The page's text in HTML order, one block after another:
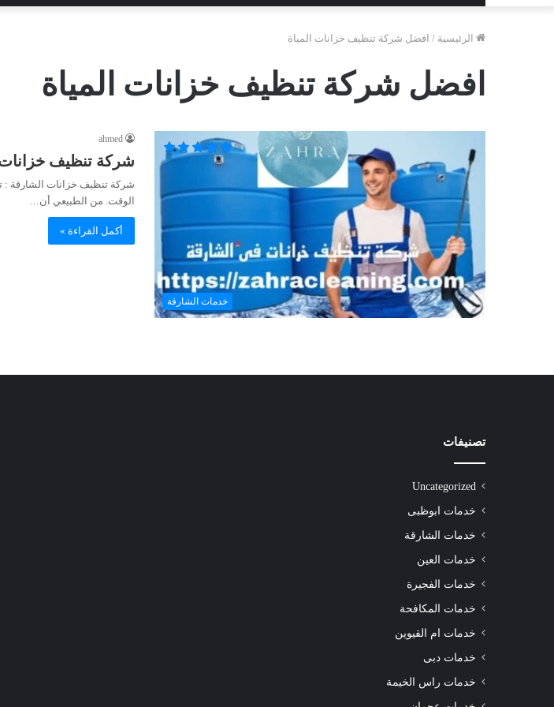
الرئيسية / افضل شركة تنظيف خزانات المياة
افضل شركة تنظيف خزانات المياة
خدمات الشارقة
ahmed
شركة تنظيف خزانات
شركة تنظيف خزانات الشارقة :
الوقت. من الطبيعي أن…
أكمل القراءة »
تصنيفات
Uncategorized
خدمات ابوظبى
خدمات الشارقة
خدمات العين
خدمات الفجيرة
خدمات المكافحة
خدمات ام القيوين
خدمات دبى
خدمات راس الخيمة
الشارقة
|0508872055|
شركة تنظيف سجاد الشارقة |0508872055|